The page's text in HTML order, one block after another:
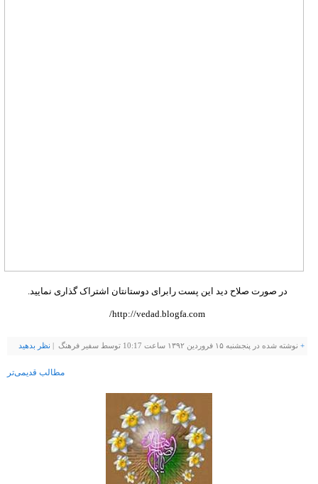
در صورت صلاح دید این پست رابرای دوستانتان اشتراک گذاری نمایید.
http://vedad.blogfa.com/
+ نوشته شده در پنجشنبه ۱۵ فروردین ۱۳۹۲ ساعت 10:17 توسط سفیر فرهنگ | نظر بدهيد
مطالب قدیمی‌تر